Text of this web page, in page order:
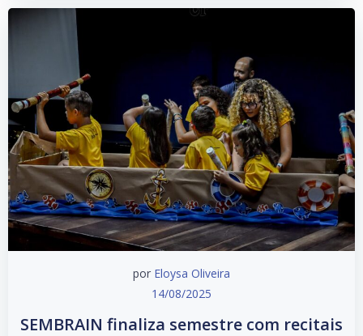
por Eloysa Oliveira
14/08/2025
SEMBRAIN finaliza semestre com recitais